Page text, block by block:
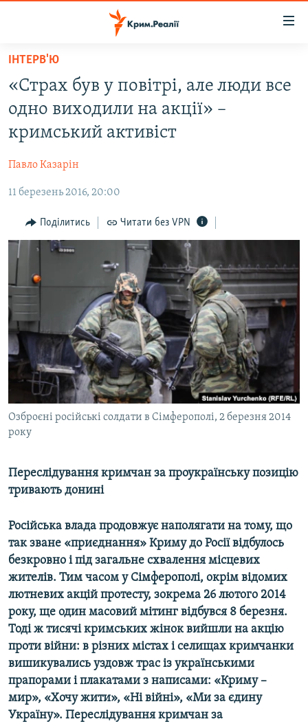
Перейти
основного
матеріалу
до
основної
Перейти
пошуку
ВОДА.КРИМ
ВІДЕО ТА ФОТО
БЛОГИ
ПОГЛЯД
ІНТЕРВ'Ю
ВСЕ ЗА ДЕНЬ
СПЕЦПРОЕКТИ
ДЕПОРТАЦІЯ
ВІДЕОУРОКИ «ELIFBE»
СВІДЧЕННЯ ОКУПАЦІЇ
УКРАЇНСЬКА ПРОБЛЕМА КРИМУ
ІНФОГРАФІКА
ЯК ОБІЙТИ БЛОКУВАННЯ
Русский
Qırımtatar
ДОЛУЧАЙСЯ!
ІНТЕРВ'Ю
«Страх був у повітрі, але люди все
одно виходили на акції» –
кримський активіст
Павло Казарін
11 березень 2016, 20:00
Поділитись Читати без VPN
Озброєні російські солдати в Сімферополі, 2 березня 2014
року
Переслідування кримчан за проукраїнську позицію
тривають донині
Російська влада продовжує наполягати на тому, що
так зване «приєднання» Криму до Росії відбулось
безкровно і під загальне схвалення місцевих
жителів. Тим часом у Сімферополі, окрім відомих
лютневих акцій протесту, зокрема 26 лютого 2014
року, ще один масовий мітинг відбувся 8 березня.
Тоді ж тисячі кримських жінок вийшли на акцію
проти війни: в різних містах і селищах кримчанки
вишикувались уздовж трас із українськими
прапорами і плакатами з написами: «Криму –
мир», «Хочу жити», «Ні війні», «Ми за єдину
Україну». Переслідування кримчан за